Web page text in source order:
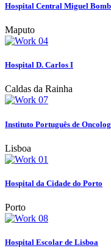
Hospital Central Miguel
Maputo
Hospital D. Carlos I
Caldas da Rainha
Instituto Português de
Lisboa
Hospital da Cidade do Porto
Porto
Hospital Escolar de Lisboa